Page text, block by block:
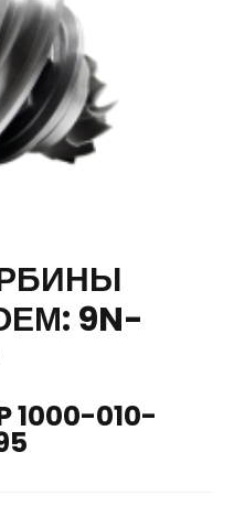
9N-
1000-010-